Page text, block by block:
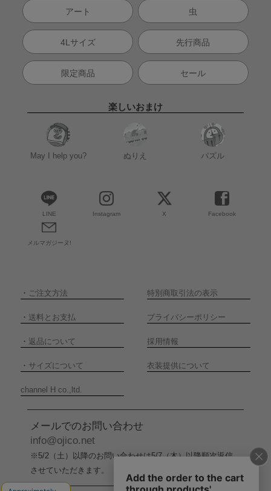
アート 虫
4Lサイズ 先行商品
限定商品 セール
楽しいおまけ
May I help you? ぬりえ パズル
LINE Instagram X Facebook
メルマガジーヌ!
・ ご注文方法 特別商取引法の表示
・ 送料とお支払 プライバシーポリシー
・ 返品について 採用情報
・ サイズについて 衣装提供について
channel H co.,ltd.
メールでのお問い合わせ
info@ojico.net
※5/2（土）以降のお問い合わせは5/7（木）以降順次返信
させていただきます。